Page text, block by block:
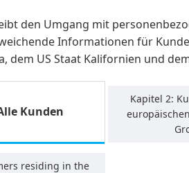
den Umgang mit
Informationen für
dem US Staat Kalifornien und
Kunden
Kapitel 2:
residing in the